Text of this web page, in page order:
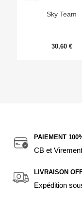
Sky Team
30,60 €
PAIEMENT
CB et Virement
LIVRAISON
Expédition